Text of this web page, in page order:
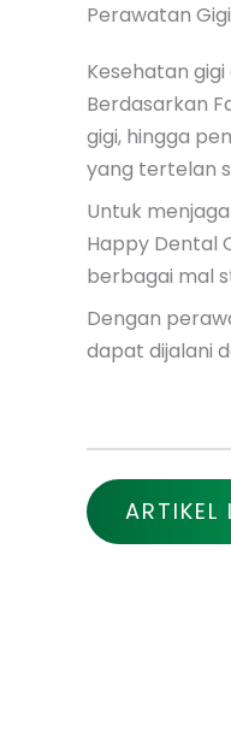
Perawatan
Kesehatan
Berdasarkan
gigi, hingga
yang tertelan
Untuk
Happy Dental
berbagai mal
Dengan
dapat dijalani
ARTIKEL